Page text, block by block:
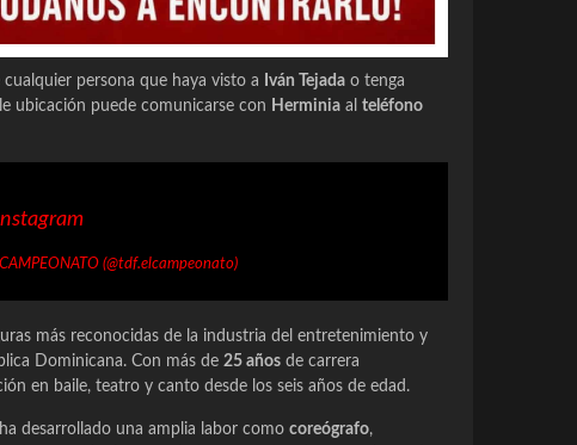
persona que haya visto a Iván Tejada o tenga
ubicación puede comunicarse con Herminia al teléfono
(@tdf.elcampeonato)
más reconocidas de la industria del entretenimiento y
Dominicana. Con más de 25 años de carrera
en baile, teatro y canto desde los seis años de edad.
desarrollado una amplia labor como coreógrafo,